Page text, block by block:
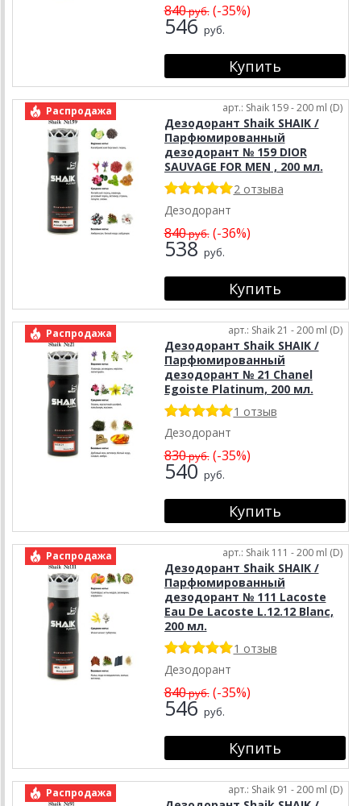
840руб.(-35%)
546 руб.
Распродажа арт.: Shaik 159 - 200 ml (D)
Дезодорант Shaik SHAIK /
Парфюмированный
дезодорант № 159 DIOR
SAUVAGE FOR MEN , 200 мл.
2 отзыва
Дезодорант
840руб.(-36%)
538 руб.
Распродажа арт.: Shaik 21 - 200 ml (D)
Дезодорант Shaik SHAIK /
Парфюмированный
дезодорант № 21 Chanel
Egoiste Platinum, 200 мл.
1 отзыв
Дезодорант
830руб.(-35%)
540 руб.
Распродажа арт.: Shaik 111 - 200 ml (D)
Дезодорант Shaik SHAIK /
Парфюмированный
дезодорант № 111 Lacoste
Eau De Lacoste L.12.12 Blanc,
200 мл.
1 отзыв
Дезодорант
840руб.(-35%)
546 руб.
Распродажа арт.: Shaik 91 - 200 ml (D)